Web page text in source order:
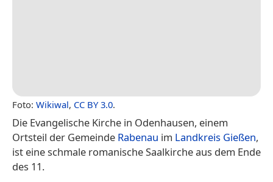
Foto: Wikiwal, CC BY 3.0.
Die Evangelische Kirche in Odenhausen, einem
Ortsteil der Gemeinde Rabenau im Landkreis Gießen,
ist eine schmale romanische Saalkirche aus dem Ende
des 11.